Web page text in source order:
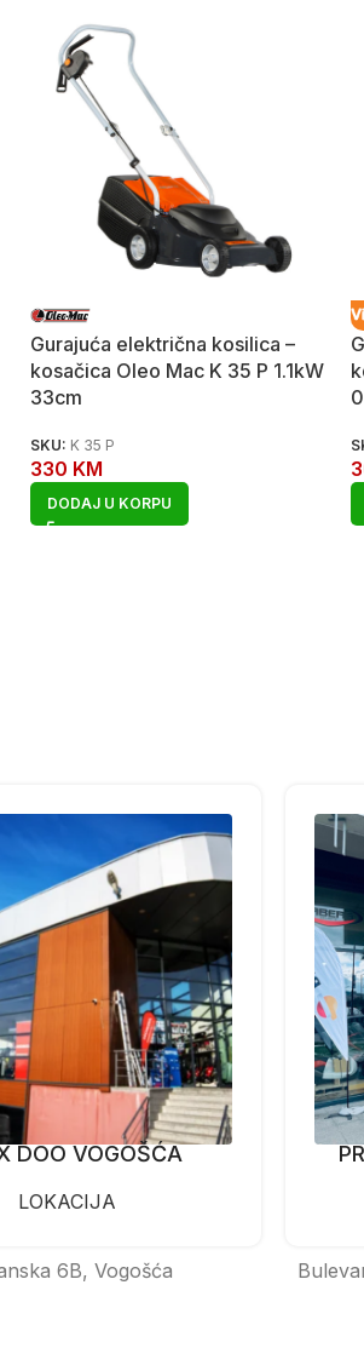
Gurajuća električna kosilica –
kosačica Oleo Mac K 35 P 1.1kW
33cm
SKU: K 35 P
330 KM
DODAJ U KORPU
DOO VOGOŠĆA
LOKACIJA
6B, Vogošća